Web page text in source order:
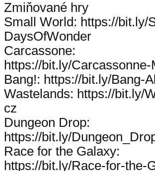
Zmiňované hry
Small World: https://bit.ly/
DaysOfWonder
Carcassone:
https://bit.ly/Carcassonne-
Bang!: https://bit.ly/Bang-
Wastelands: https://bit.ly/
cz
Dungeon Drop:
https://bit.ly/
Race for the Galaxy:
https://bit.ly/Race-for-the-